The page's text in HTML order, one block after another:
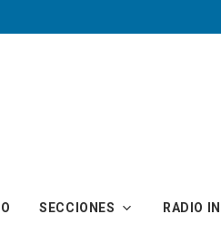
SECCIONES RADIO